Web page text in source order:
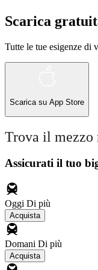
Scarica
Tutte le tue esigenze di
Scarica su App Store
Trova il
Assicurati il ​​tuo
Oggi Di più
Acquista
Domani Di più
Acquista